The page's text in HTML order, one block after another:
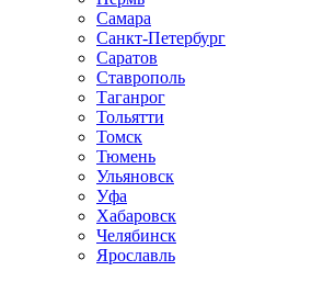
Самара
Санкт-Петербург
Саратов
Ставрополь
Таганрог
Тольятти
Томск
Тюмень
Ульяновск
Уфа
Хабаровск
Челябинск
Ярославль